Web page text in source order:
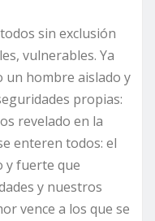
sin exclusión
vulnerables. Ya
un hombre aislado y
propias:
revelado en la
enteren todos: el
y fuerte que
y nuestros
vence a los que se